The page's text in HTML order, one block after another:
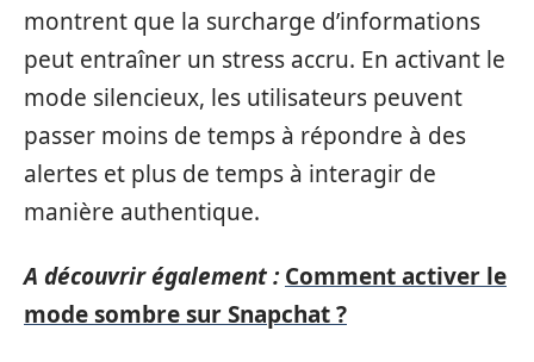
montrent que la surcharge d’informations
peut entraîner un stress accru. En activant le
mode silencieux, les utilisateurs peuvent
passer moins de temps à répondre à des
alertes et plus de temps à interagir de
manière authentique.
A découvrir également : Comment activer le
mode sombre sur Snapchat ?